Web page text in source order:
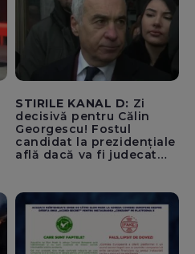
STIRILE KANAL D: Zi
decisivă pentru Călin
Georgescu! Fostul
candidat la prezidențiale
află dacă va fi judecat